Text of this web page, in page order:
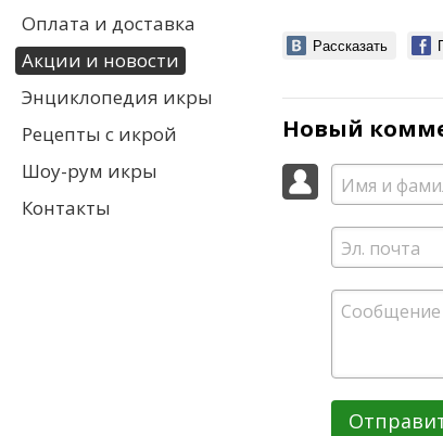
Рассказать
Новый
Оплата и доставка
Акции и новости
Энциклопедия икры
Рецепты с икрой
Шоу-рум икры
Контакты